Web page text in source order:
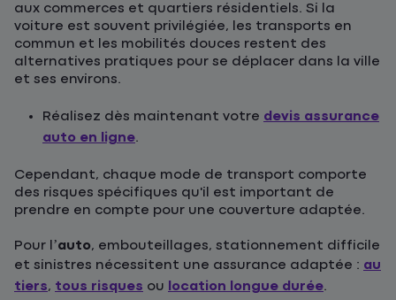
aux commerces et quartiers résidentiels. Si la
voiture est souvent privilégiée, les transports en
commun et les mobilités douces restent des
alternatives pratiques pour se déplacer dans la ville
et ses environs.
Réalisez dès maintenant votre devis assurance
auto en ligne.
Cependant, chaque mode de transport comporte
des risques spécifiques qu'il est important de
prendre en compte pour une couverture adaptée.
Pour l’auto, embouteillages, stationnement difficile
et sinistres nécessitent une assurance adaptée : au
tiers, tous risques ou location longue durée.